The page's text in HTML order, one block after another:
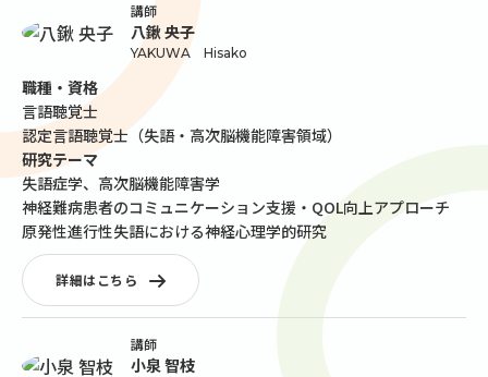
講師
八鍬 央子
YAKUWA Hisako
職種・資格
言語聴覚士
認定言語聴覚士（失語・高次脳機能障害領域）
研究テーマ
失語症学、高次脳機能障害学
神経難病患者のコミュニケーション支援・QOL向上アプローチ
原発性進行性失語における神経心理学的研究
詳細はこちら
講師
小泉 智枝